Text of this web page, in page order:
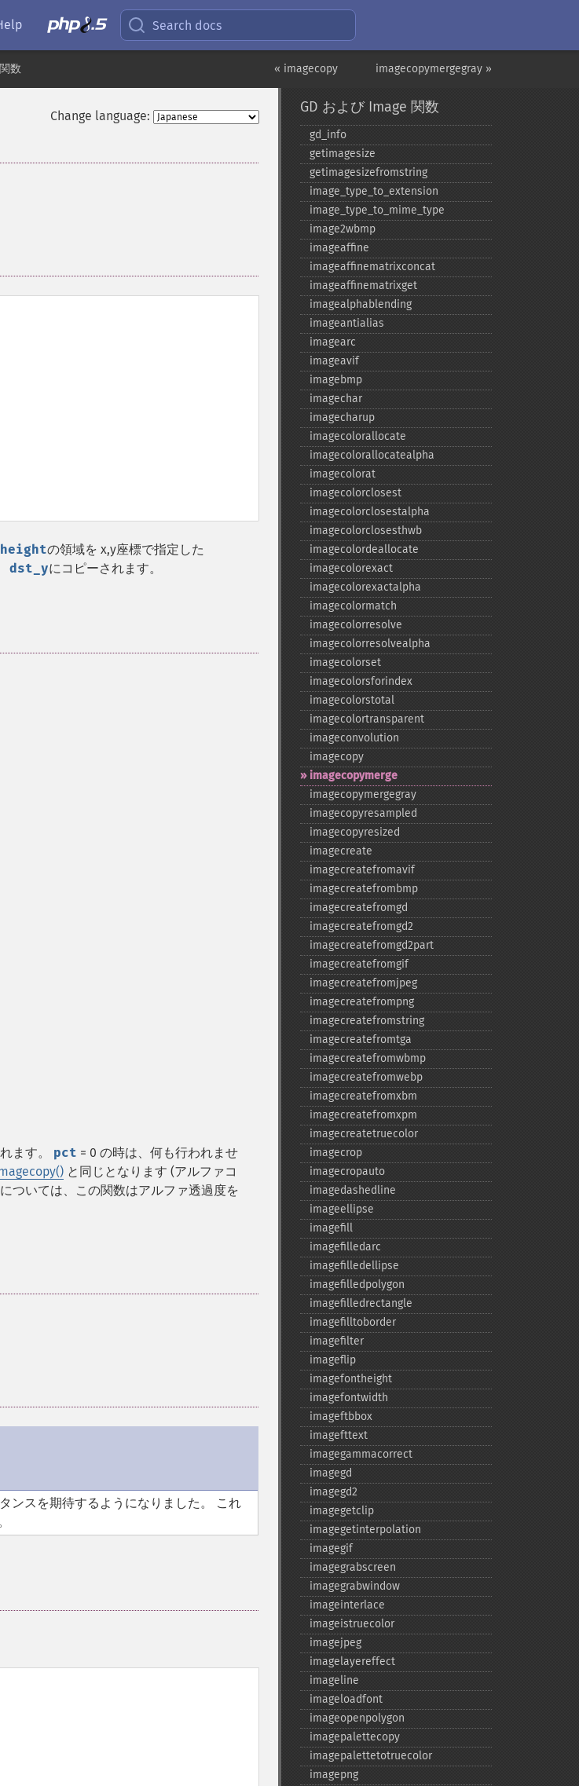
Search docs
imagecopymergegray »
« imagecopy
数
Change language:
の領域を x,y座標で指定した
dst_yにコピーされます。
ます。 pct = 0 の時は、何も行われませ
と同じとなります (アルファコ
ついては、この関数はアルファ透過度を
ンスを期待するようになりました。 これ
GD および Image 関数
gd_​info
getimagesize
getimagesizefromstring
image_​type_​to_​extension
image_​type_​to_​mime_​type
image2wbmp
imageaffine
imageaffinematrixconcat
imageaffinematrixget
imagealphablending
imageantialias
imagearc
imageavif
imagebmp
imagechar
imagecharup
imagecolorallocate
imagecolorallocatealpha
imagecolorat
imagecolorclosest
imagecolorclosestalpha
imagecolorclosesthwb
imagecolordeallocate
imagecolorexact
imagecolorexactalpha
imagecolormatch
imagecolorresolve
imagecolorresolvealpha
imagecolorset
imagecolorsforindex
imagecolorstotal
imagecolortransparent
imageconvolution
imagecopy
imagecopymerge
imagecopymergegray
imagecopyresampled
imagecopyresized
imagecreate
imagecreatefromavif
imagecreatefrombmp
imagecreatefromgd
imagecreatefromgd2
imagecreatefromgd2part
imagecreatefromgif
imagecreatefromjpeg
imagecreatefrompng
imagecreatefromstring
imagecreatefromtga
imagecreatefromwbmp
imagecreatefromwebp
imagecreatefromxbm
imagecreatefromxpm
imagecreatetruecolor
imagecrop
imagecropauto
imagedashedline
imageellipse
imagefill
imagefilledarc
imagefilledellipse
imagefilledpolygon
imagefilledrectangle
imagefilltoborder
imagefilter
imageflip
imagefontheight
imagefontwidth
imageftbbox
imagefttext
imagegammacorrect
imagegd
imagegd2
imagegetclip
imagegetinterpolation
imagegif
imagegrabscreen
imagegrabwindow
imageinterlace
imageistruecolor
imagejpeg
imagelayereffect
imageline
imageloadfont
imageopenpolygon
imagepalettecopy
imagepalettetotruecolor
imagepng